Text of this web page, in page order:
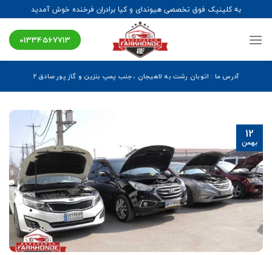
to
content
به کلینیک فوق تخصصی هیوندای و کیا برادران فرخنده خوش آمدید
01334567713
آدرس ما : اتوبان رشت به لاهیجان ، جنب پمپ بنزین و گاز پور صادق ۲
12
بهمن